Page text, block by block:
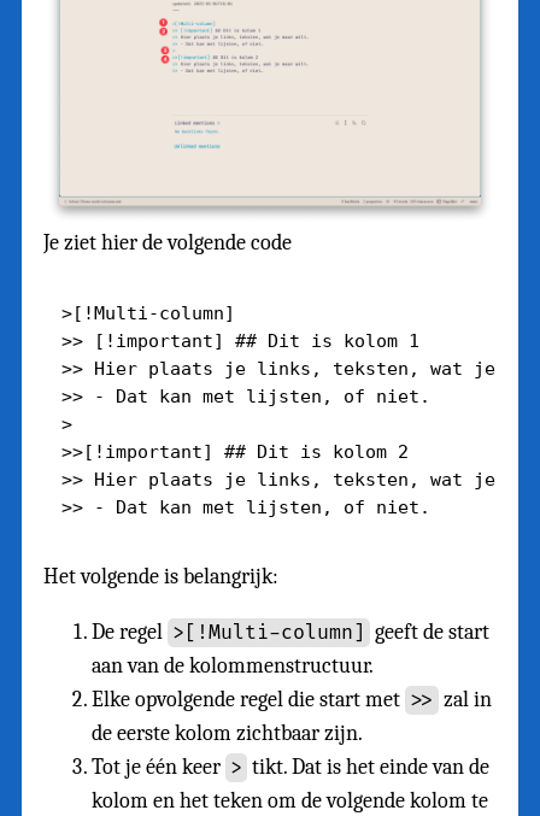
Je ziet hier de volgende code
>[!Multi-column]
>> [!important] ## Dit is kolom 1
>> Hier plaats je links, teksten, wat je
>> - Dat kan met lijsten, of niet.
>
>>[!important] ## Dit is kolom 2
>> Hier plaats je links, teksten, wat je
Het volgende is belangrijk:
De regel >[!Multi-column] geeft de start
aan van de kolommenstructuur.
Elke opvolgende regel die start met >> zal in
de eerste kolom zichtbaar zijn.
Tot je één keer > tikt. Dat is het einde van de
kolom en het teken om de volgende kolom te